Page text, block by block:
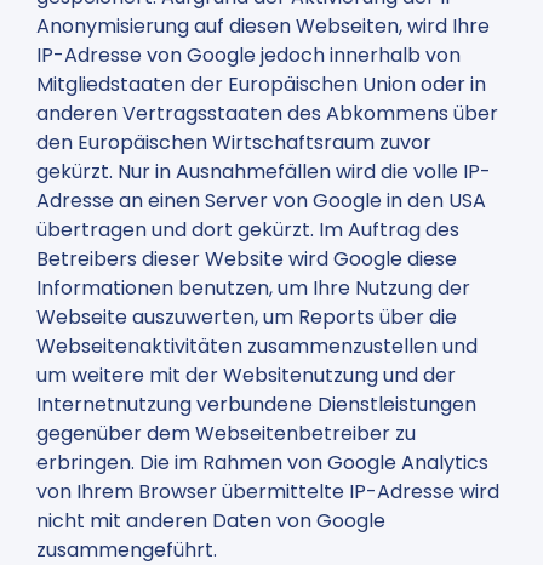
Anonymisierung auf diesen Webseiten, wird Ihre
IP-Adresse von Google jedoch innerhalb von
Mitgliedstaaten der Europäischen Union oder in
anderen Vertragsstaaten des Abkommens über
den Europäischen Wirtschaftsraum zuvor
gekürzt. Nur in Ausnahmefällen wird die volle IP-
Adresse an einen Server von Google in den USA
übertragen und dort gekürzt. Im Auftrag des
Betreibers dieser Website wird Google diese
Informationen benutzen, um Ihre Nutzung der
Webseite auszuwerten, um Reports über die
Webseitenaktivitäten zusammenzustellen und
um weitere mit der Websitenutzung und der
Internetnutzung verbundene Dienstleistungen
gegenüber dem Webseitenbetreiber zu
erbringen. Die im Rahmen von Google Analytics
von Ihrem Browser übermittelte IP-Adresse wird
nicht mit anderen Daten von Google
zusammengeführt.